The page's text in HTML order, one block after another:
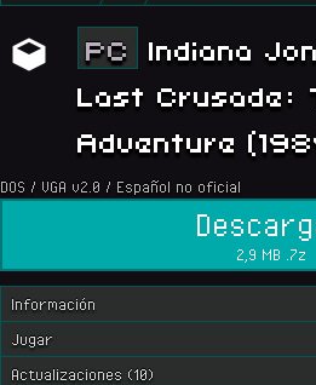
2,9 MB .7z
PC Indiana
Last Crusade:
Adventure
DOS / VGA v2.0 / Español no oficial
Información
Jugar
Actualizaciones (10)